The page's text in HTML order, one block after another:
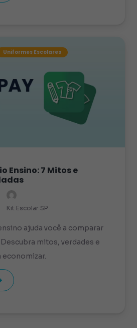
Uniformes Escolares
Ensino: 7 Mitos e
Kit Escolar SP
ajuda você a comparar
mitos, verdades e
economizar.